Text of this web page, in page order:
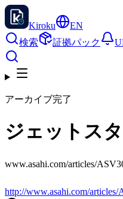
Kiroku
EN
検索
証拠パック
アーカイブ完了
ジェットス
www.asahi.com/articles/
http://www.asahi.com/